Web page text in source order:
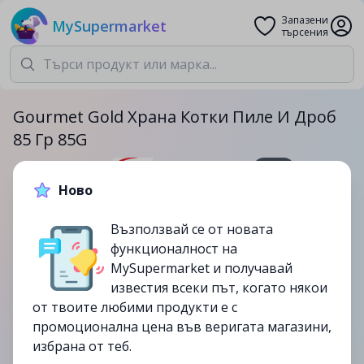
MySupermarket
Запазени
търсения
Gourmet Gold Храна Котки Пиле И Дроб
85 Гр 85G
1.15лв.1.79лв.
-36%
изтекла
Ново
Възползвай се от новата
функционалност на
MySupermarket и получавай
известия всеки път, когато някои
от твоите любими продукти е с
промоционална цена във веригата магазини,
избрана от теб.